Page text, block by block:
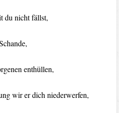
du nicht fällst,
enthüllen,
wir er dich niederwerfen,